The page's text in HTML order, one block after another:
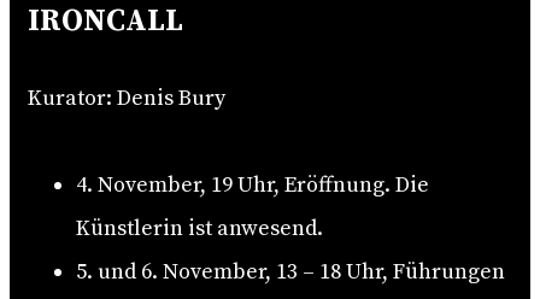
IRONCALL
Kurator: Denis Bury
4. November, 19 Uhr, Eröffnung. Die
Künstlerin ist anwesend.
5. und 6. November, 13 – 18 Uhr, Führungen